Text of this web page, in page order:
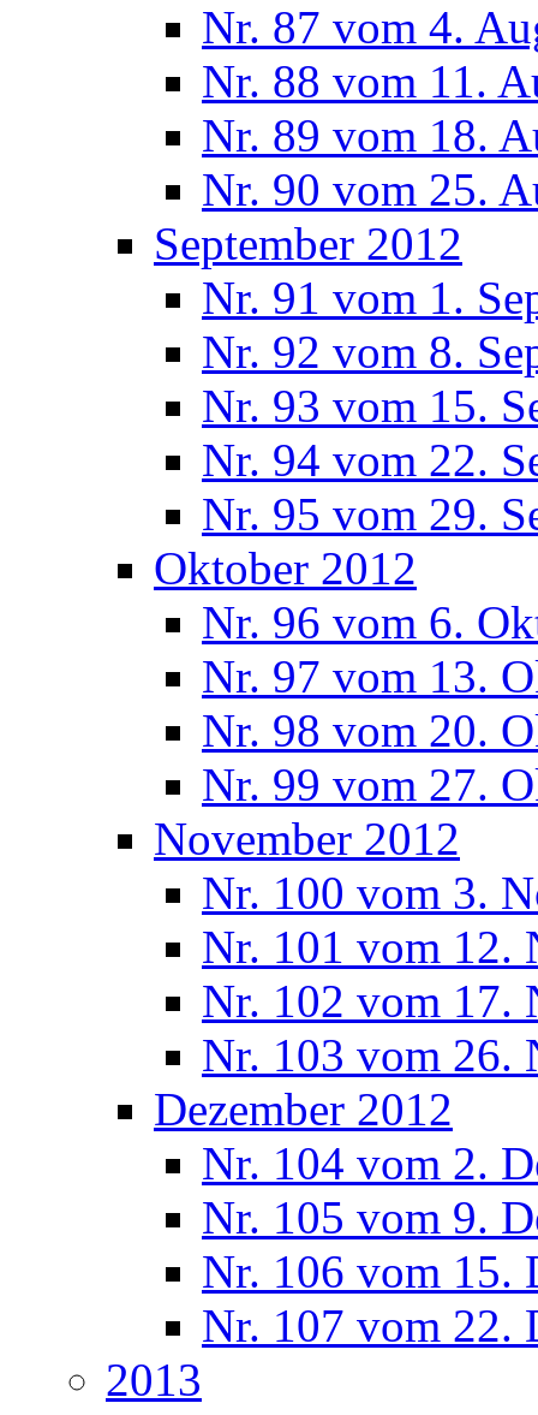
Nr. 87 vom 4.
Nr. 88 vom 11.
Nr. 89 vom 18.
Nr. 90 vom 25.
September 2012
Nr. 91 vom 1.
Nr. 92 vom 8.
Nr. 93 vom 15.
Nr. 94 vom 22.
Nr. 95 vom 29.
Oktober 2012
Nr. 96 vom 6.
Nr. 97 vom 13.
Nr. 98 vom 20.
Nr. 99 vom 27.
November 2012
Nr. 100 vom 3.
Nr. 101 vom 12.
Nr. 102 vom 17.
Nr. 103 vom 26.
Dezember 2012
Nr. 104 vom 2.
Nr. 105 vom 9.
Nr. 106 vom 15.
Nr. 107 vom 22.
2013